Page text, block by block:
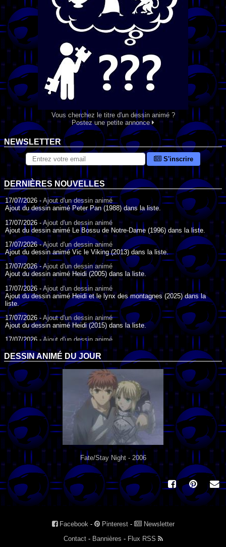
Vous cherchez le titre d'un dessin animé ?
Postez une petite annonce
NEWSLETTER
S'inscrire
DERNIÈRES NOUVELLES
17/07/2026 - Ajout d'un dessin animé
Ajout du dessin animé Peter Pan (1988) dans la liste.
17/07/2026 -Ajout d'un dessin animé
Ajout du dessin animé Le Bossu de Notre-Dame (1996) dans la liste.
17/07/2026 -Ajout d'un dessin animé
Ajout du dessin animé Vic le Viking (2013) dans la liste.
17/07/2026 -Ajout d'un dessin animé
Ajout du dessin animé Heidi (2005) dans la liste.
17/07/2026 - Ajout d'un dessin animé
Ajout du dessin animé Heidi et le lynx des montagnes (2025) dans la
liste.
17/07/2026 - Ajout d'un dessin animé
Ajout du dessin animé Heidi (2015) dans la liste.
17/07/2026 - Ajout d'un dessin animé
Ajout du dessin animé Heidi (1995) dans la liste.
09/07/2026 -Ajout d'un dessin animé
Ajout du dessin animé Genki l'Aventurier de la Chance (2006) dans la
liste.
04/07/2026 -Ajout d'un dessin animé
Ajout du dessin animé Vilain Petit Canard (2000) dans la liste.
04/07/2026 -Ajout d'un dessin animé
Ajout du dessin animé Le Noël du vilain petit canard (2003) dans la liste.
DESSIN ANIMÉ DU JOUR
Fate/Stay Night - 2006
Facebook- Pinterest-
Newsletter
Contact- Bannières - Flux RSS